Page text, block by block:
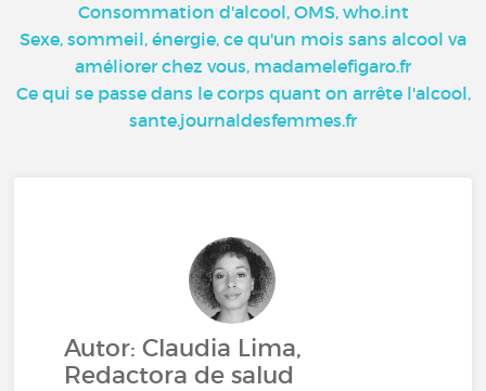
Consommation d'alcool, OMS, who.int
Sexe, sommeil, énergie, ce qu'un mois sans alcool va
améliorer chez vous, madamelefigaro.fr
Ce qui se passe dans le corps quant on arrête l'alcool,
sante.journaldesfemmes.fr
Autor: Claudia Lima,
Redactora de salud